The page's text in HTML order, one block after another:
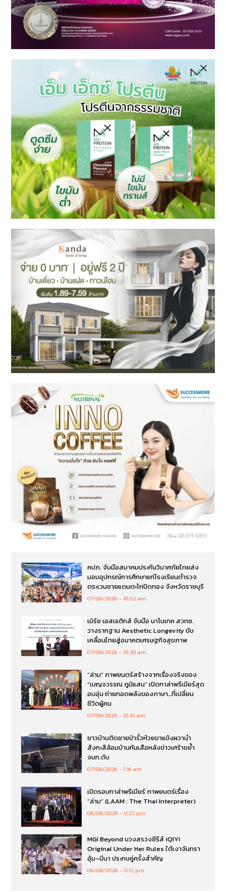
คปภ. จับมือสมาคมประกันวินาศภัยไทยส่ง
มอบอุปกรณ์การศึกษาแก่โรงเรียนตำรวจ
ตระเวนชายแดนตะโกปิดทอง จังหวัดราชบุรี
07/08/2026 10:52 am
เมิร์ซ เอสเธติกส์ จับมือ นาโนเทค สวทช.
วางรากฐาน Aesthetic Longevity ขับ
เคลื่อนไทยสู่อนาคตเศรษฐกิจสุขภาพ
07/08/2026 10:30 am
“ล่าม” ภาพยนตร์สร้างจากเรื่องจริงของ
“เบญจวรรณ ภูมิแสน” เปิดกาล่าพรีเมียร์สุด
อบอุ่น ถ่ายทอดพลังของภาษา…ที่เปลี่ยน
ชีวิตผู้คน
07/08/2026 10:10 am
ชาวบ้านติดชายป่ารั้วห้วยขาแข้งผวานำ
สังกะสีล้อมบ้านกันเสือหลังข่าวเศร้าขย้ำ
จนท.ดับ
07/08/2026 7:16 am
เปิดรอบกาล่าพรีเมียร์ ภาพยนตร์เรื่อง
”ล่าม“ (LAAM : The Thai Interpreter)
06/08/2026 11:22 pm
MGI Beyond บวงสรวงซีรีส์ iQIYI
Original Under Her Rules ใต้เงาจันทรา
อุ้ม–มีนา ประกบคู่ครั้งสำคัญ
06/08/2026 11:12 pm